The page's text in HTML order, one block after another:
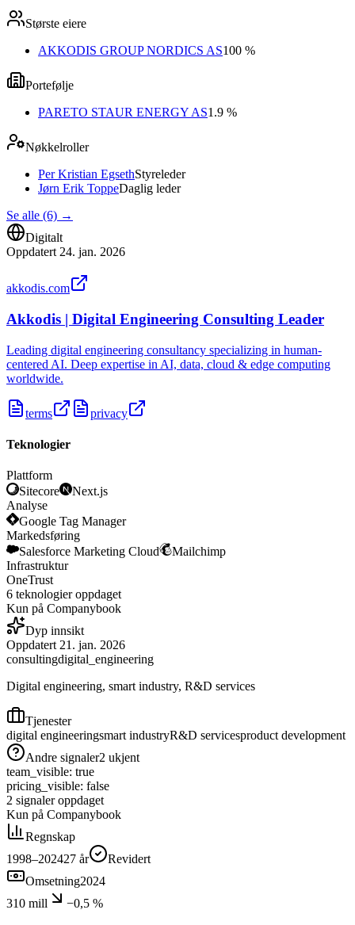
Største eiere
AKKODIS GROUP NORDICS AS100 %
Portefølje
PARETO STAUR ENERGY AS1.9 %
Nøkkelroller
Per Kristian EgsethStyreleder
Jørn Erik ToppeDaglig leder
Se alle (6) →
Digitalt
Oppdatert 24. jan. 2026
akkodis.com
Akkodis | Digital Engineering Consulting Leader
Leading digital engineering consultancy specializing in human-
centered AI. Deep expertise in AI, data, cloud & edge computing
worldwide.
terms privacy
Teknologier
Plattform
Sitecore
Next.js
Analyse
Google Tag Manager
Markedsføring
Salesforce Marketing Cloud
Mailchimp
Infrastruktur
OneTrust
6 teknologier oppdaget
Kun på Companybook
Dyp innsikt
Oppdatert 21. jan. 2026
consultingdigital_engineering
Digital engineering, smart industry, R&D services
Tjenester
digital engineeringsmart industryR&D servicesproduct development
Andre signaler2 ukjent
team_visible: true
pricing_visible: false
2 signaler oppdaget
Kun på Companybook
Regnskap
1998–202427 år
Revidert
Omsetning2024
310 mill
−0,5 %